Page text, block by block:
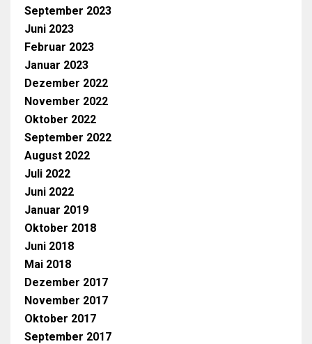
September 2023
Juni 2023
Februar 2023
Januar 2023
Dezember 2022
November 2022
Oktober 2022
September 2022
August 2022
Juli 2022
Juni 2022
Januar 2019
Oktober 2018
Juni 2018
Mai 2018
Dezember 2017
November 2017
Oktober 2017
September 2017